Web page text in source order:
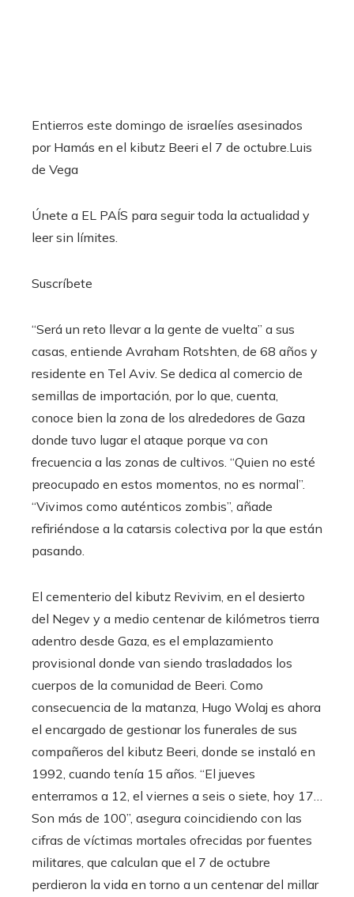
Entierros este domingo de israelíes asesinados
por Hamás en el kibutz Beeri el 7 de octubre. Luis
de Vega
Únete a EL PAÍS para seguir toda la actualidad y
leer sin límites.
Suscríbete
“Será un reto llevar a la gente de vuelta” a sus
casas, entiende Avraham Rotshten, de 68 años y
residente en Tel Aviv. Se dedica al comercio de
semillas de importación, por lo que, cuenta,
conoce bien la zona de los alrededores de Gaza
donde tuvo lugar el ataque porque va con
frecuencia a las zonas de cultivos. “Quien no esté
preocupado en estos momentos, no es normal”.
“Vivimos como auténticos zombis”, añade
refiriéndose a la catarsis colectiva por la que están
pasando.
El cementerio del kibutz Revivim, en el desierto
del Negev y a medio centenar de kilómetros tierra
adentro desde Gaza, es el emplazamiento
provisional donde van siendo trasladados los
cuerpos de la comunidad de Beeri. Como
consecuencia de la matanza, Hugo Wolaj es ahora
el encargado de gestionar los funerales de sus
compañeros del kibutz Beeri, donde se instaló en
1992, cuando tenía 15 años. “El jueves
enterramos a 12, el viernes a seis o siete, hoy 17…
Son más de 100”, asegura coincidiendo con las
cifras de víctimas mortales ofrecidas por fuentes
militares, que calculan que el 7 de octubre
perdieron la vida en torno a un centenar del millar